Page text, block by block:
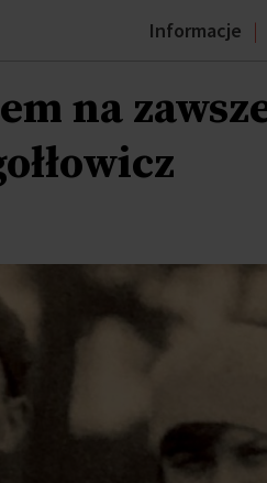
Informacje
na